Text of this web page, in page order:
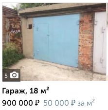
5
Гараж, 18 м²
900 000 ₽ 50 000 ₽ за м²